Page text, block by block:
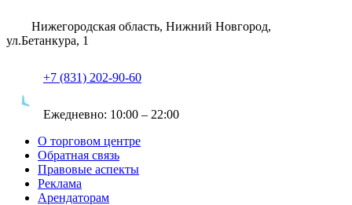
Нижегородская область, Нижний Новгород,
ул.Бетанкура, 1
+7 (831) 202-90-60
Ежедневно: 10:00 – 22:00
О торговом центре
Обратная связь
Правовые аспекты
Реклама
Арендаторам